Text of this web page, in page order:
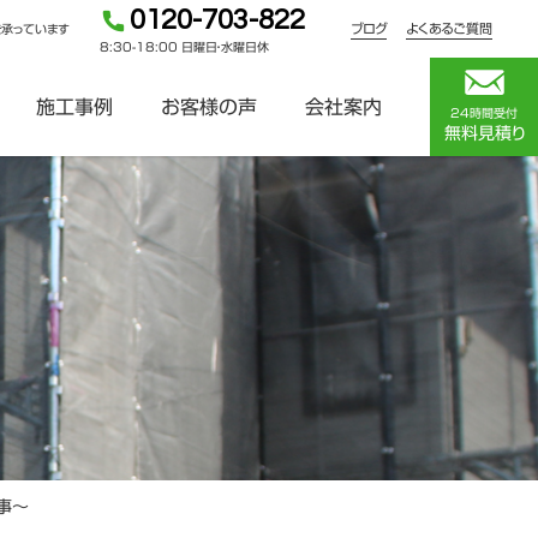
っています 0120-703-822
8:30-18:00 日曜日・水曜日休
ブログ よくあるご質問
施工事例 お客様の声 会社案内 24時間受付
無料見積り
～